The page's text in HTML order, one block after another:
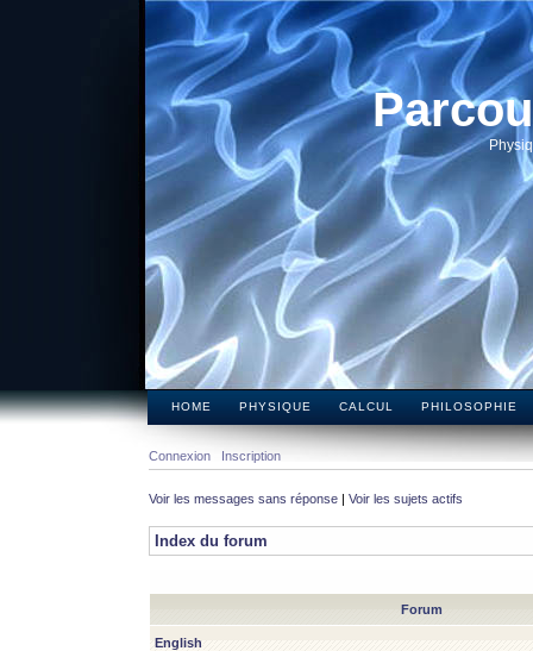
HOME PHYSIQUE CALCUL PHILOSOPHIE
Connexion Inscription
Voir les messages sans réponse | Voir les sujets actifs
Index du forum
Forum
English